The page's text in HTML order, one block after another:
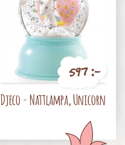
597 :-
Djeco - Nattlampa, Unicorn